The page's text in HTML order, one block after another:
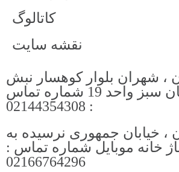
کاتالوگ
نقشه سایت
، شهران بلوار کوهسار نبش
نظری ساختمان سبز واحد 19 شماره تماس
: 02144354308
، خیابان جمهوری نرسیده به
خانه موبایل شماره تماس :
02166764296